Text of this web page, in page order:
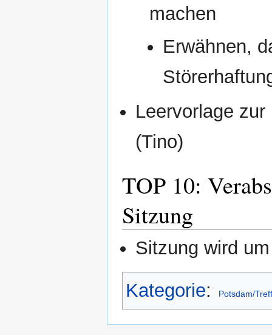
machen
Erwähnen,
Leervorlage
(Tino)
TOP 10:
Sitzung
Sitzung wird
Kategorie: Potsdam/